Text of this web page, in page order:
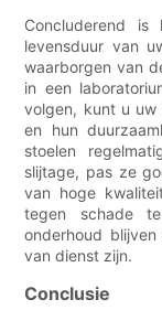
Concluderend
levensduur van
waarborgen van
in een
volgen, kunt u uw
en hun
stoelen
slijtage, pas ze
van hoge
tegen schade
onderhoud
van dienst zijn.
Conclusie